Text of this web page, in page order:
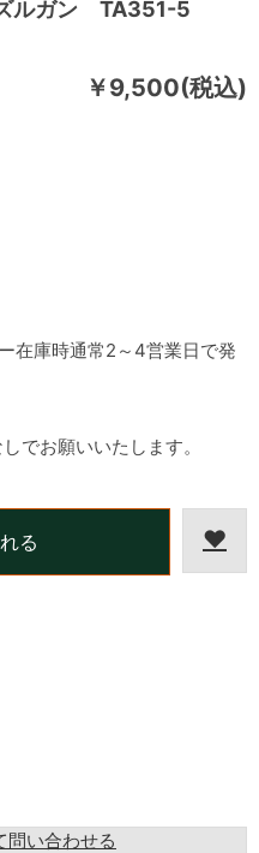
ズルガン TA351-5
￥9,500(税込)
在庫時通常2～4営業日で発
問い合わせる
でお願いいたします。